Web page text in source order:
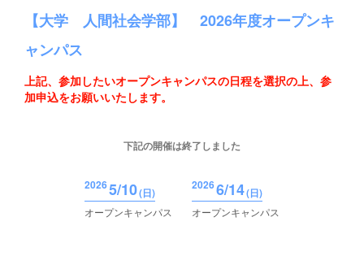
【大学 人間社会学部】 2026年度オープンキ
ャンパス
上記、参加したいオープンキャンパスの日程を選択の上、参
加申込をお願いいたします。
下記の開催は終了しました
20265/10(日)
オープンキャンパス
20266/14(日)
オープンキャンパス